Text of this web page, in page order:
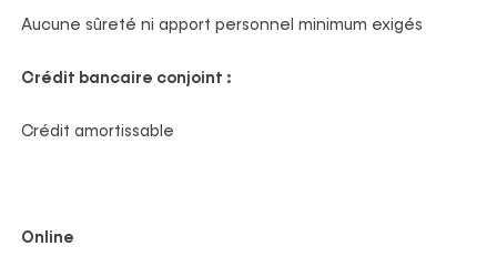
Aucune sûreté ni apport personnel minimum exigés
Crédit bancaire conjoint :
Crédit amortissable
Online